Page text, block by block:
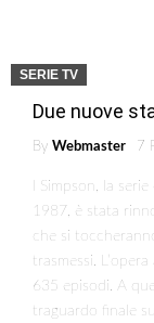
SERIE TV
Due nuove
By Webmaster 7
I Simpson, la
1987, è stata
che si
trasmessi.
635 episodi. A
traguardo finale